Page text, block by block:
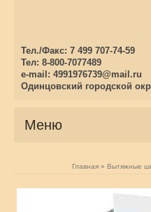
Тел./Факс: 7 499 707-74-59
Тел: 8-800-7077489
e-mail: 4991976739@mail.ru
Одинцовский городской
Меню
Главная » Вытяжные